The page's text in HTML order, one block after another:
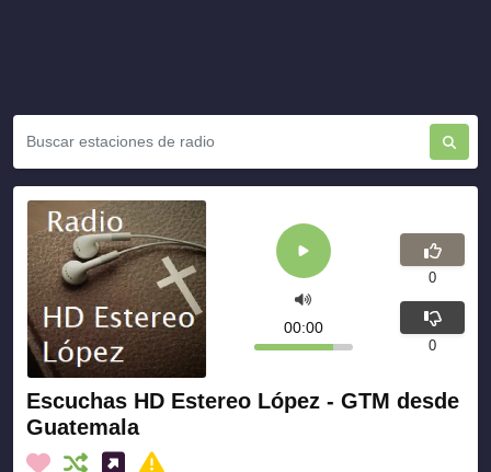
Escuchas HD Estereo López - GTM desde
Guatemala
00:00
0
0